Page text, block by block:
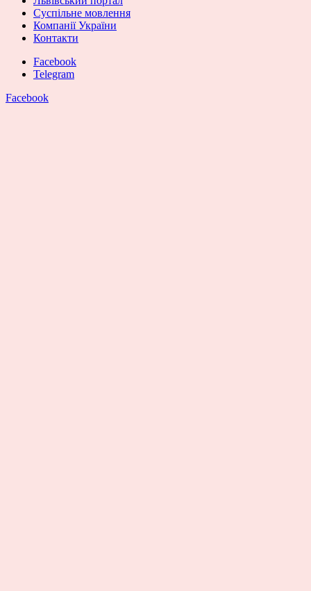
Суспільне мовлення
Компанії України
Контакти
Facebook
Telegram
Facebook